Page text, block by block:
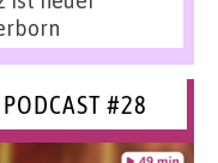
PODCAST #28